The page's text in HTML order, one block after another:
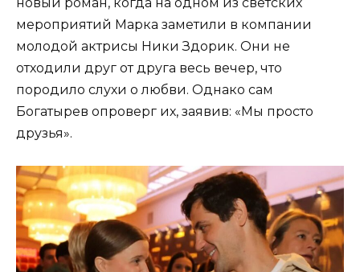
мероприятий Марка заметили в компании
молодой актрисы Ники Здорик. Они не
отходили друг от друга весь вечер, что
породило слухи о любви. Однако сам
Богатырев опроверг их, заявив: «Мы просто
друзья».